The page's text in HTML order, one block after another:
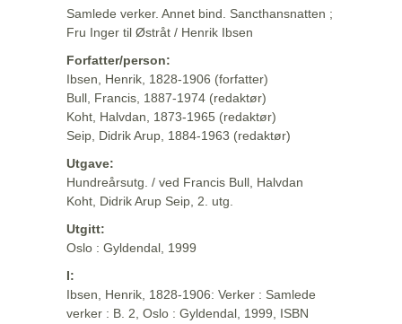
Samlede verker. Annet bind. Sancthansnatten ;
Fru Inger til Østråt / Henrik Ibsen
Forfatter/person:
Ibsen, Henrik, 1828-1906 (forfatter)
Bull, Francis, 1887-1974 (redaktør)
Koht, Halvdan, 1873-1965 (redaktør)
Seip, Didrik Arup, 1884-1963 (redaktør)
Utgave:
Hundreårsutg. / ved Francis Bull, Halvdan
Koht, Didrik Arup Seip, 2. utg.
Utgitt:
Oslo : Gyldendal, 1999
I:
Ibsen, Henrik, 1828-1906: Verker : Samlede
verker : B. 2, Oslo : Gyldendal, 1999, ISBN